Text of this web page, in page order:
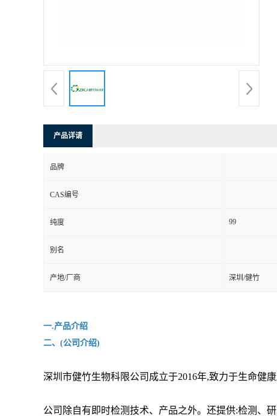
产品详请
品牌
CAS编号
纯度 99
别名
产地/厂商 深圳/健竹
一.产品介绍
二、(公司介绍)
深圳市健竹生物科限公司成立于2016年,致力于生命健
公司除自有即时检测技术、产品之外。还提供:检测、